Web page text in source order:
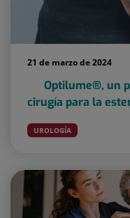
21 de marzo de 2024
Optilume®, un
cirugía para la
UROLOGÍA